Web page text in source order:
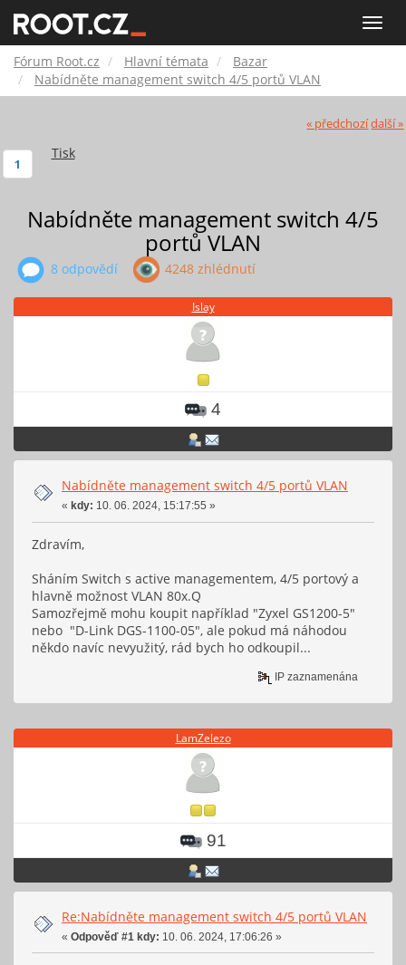
Toggle
Root.cz
Fórum Root.cz Hlavní témata
Bazar
Nabídněte management switch 4/5 portů VLAN
« předchozídalší »
Tisk
1
Nabídněte management switch 4/5
portů VLAN
8 odpovědí 4248 zhlédnutí
Islay
4
Nabídněte management switch 4/5 portů VLAN
« kdy: 10. 06. 2024, 15:17:55 »
Zdravím,
Sháním Switch s active managementem, 4/5 portový a
hlavně možnost VLAN 80x.Q
Samozřejmě mohu koupit například "Zyxel GS1200-5"
nebo "D-Link DGS-1100-05", ale pokud má náhodou
někdo navíc nevyužitý, rád bych ho odkoupil...
IP zaznamenána
LamZelezo
91
Re:Nabídněte management switch 4/5 portů VLAN
« Odpověď #1 kdy: 10. 06. 2024, 17:06:26 »